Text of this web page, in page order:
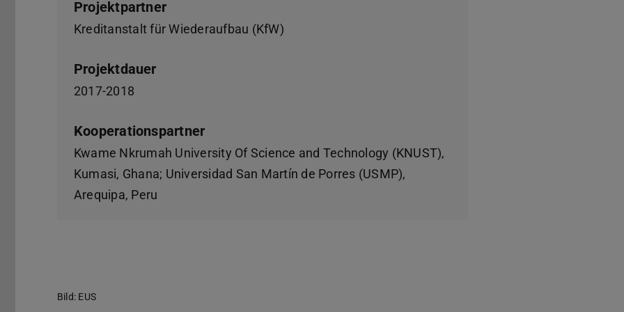
Projektpartner
Kreditanstalt für Wiederaufbau (KfW)
Projektdauer
2017-2018
Kooperationspartner
Kwame Nkrumah University Of Science and Technology (KNUST),
Kumasi, Ghana; Universidad San Martín de Porres (USMP),
Arequipa, Peru
Bild: EUS